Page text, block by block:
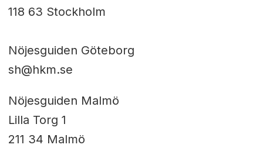
118 63 Stockholm
Nöjesguiden Göteborg
sh@hkm.se
Nöjesguiden Malmö
Lilla Torg 1
211 34 Malmö